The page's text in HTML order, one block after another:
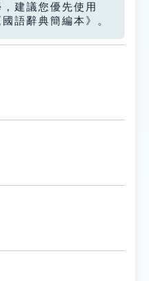
，建議您優先使用
語辭典簡編本》。